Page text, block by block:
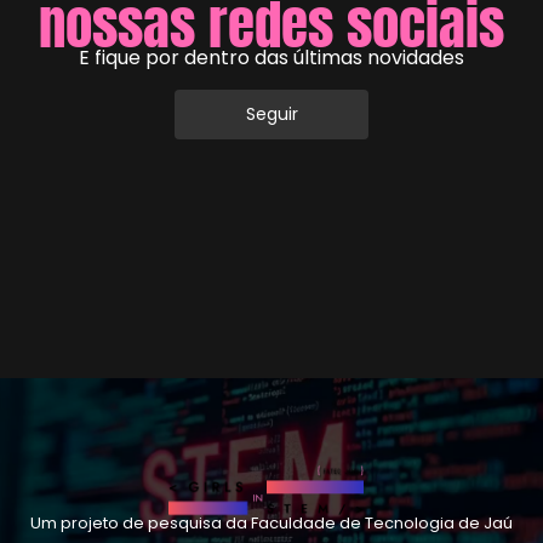
nossas redes sociais
E fique por dentro das últimas novidades
Seguir
Um projeto de pesquisa da Faculdade de Tecnologia de Jaú